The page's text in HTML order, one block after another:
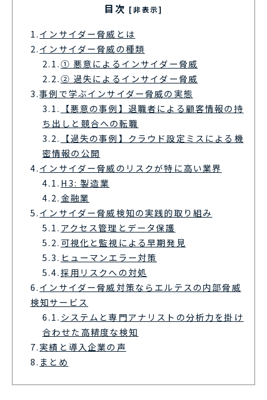
目次 [非表示]
1.インサイダー脅威とは
2.インサイダー脅威の種類
2.1.① 悪意によるインサイダー脅威
2.2.② 過失によるインサイダー脅威
3.事例で学ぶインサイダー脅威の実態
3.1.
【悪意の事例】退職者による顧客情報の持
ち出しと競合への転職
3.2.
【過失の事例】クラウド設定ミスによる機
密情報の公開
4.インサイダー脅威のリスクが特に高い業界
4.1. H3: 製造業
4.2. 金融業
5.インサイダー脅威検知の実践的取り組み
5.1. アクセス管理とデータ保護
5.2. 可視化と監視による早期発見
5.3. ヒューマンエラー対策
5.4.採用リスクへの対処
6.インサイダー脅威対策ならエルテスの内部脅威
検知サービス
6.1. システムと専門アナリストの分析力を掛け
合わせた高精度な検知
7.実績と導入企業の声
8. まとめ